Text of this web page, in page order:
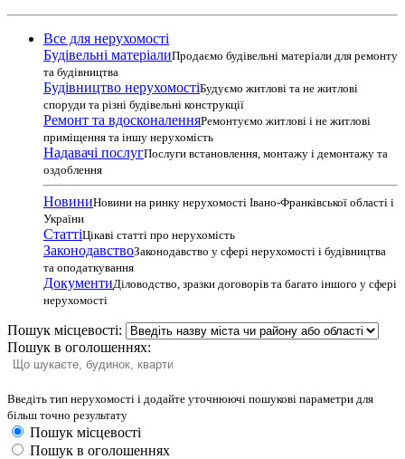
Все для нерухомості
Будівельні матеріалиПродаємо будівельні матеріали для ремонту
та будівництва
Будівництво нерухомостіБудуємо житлові та не житлові
споруди та різні будівельні конструкції
Ремонт та вдосконаленняРемонтуємо житлові і не житлові
приміщення та іншу нерухомість
Надавачі послугПослуги встановлення, монтажу і демонтажу та
оздоблення
НовиниНовини на ринку нерухомості Івано-Франківської області і
України
СтаттіЦікаві статті про нерухомість
ЗаконодавствоЗаконодавство у сфері нерухомості і будівництва
та оподаткування
ДокументиДіловодство, зразки договорів та багато іншого у сфері
нерухомості
Пошук місцевості:
Пошук в оголошеннях:
Введіть тип нерухомості і додайте уточнюючі пошукові параметри для
більш точно результату
Пошук місцевості
Пошук в оголошеннях